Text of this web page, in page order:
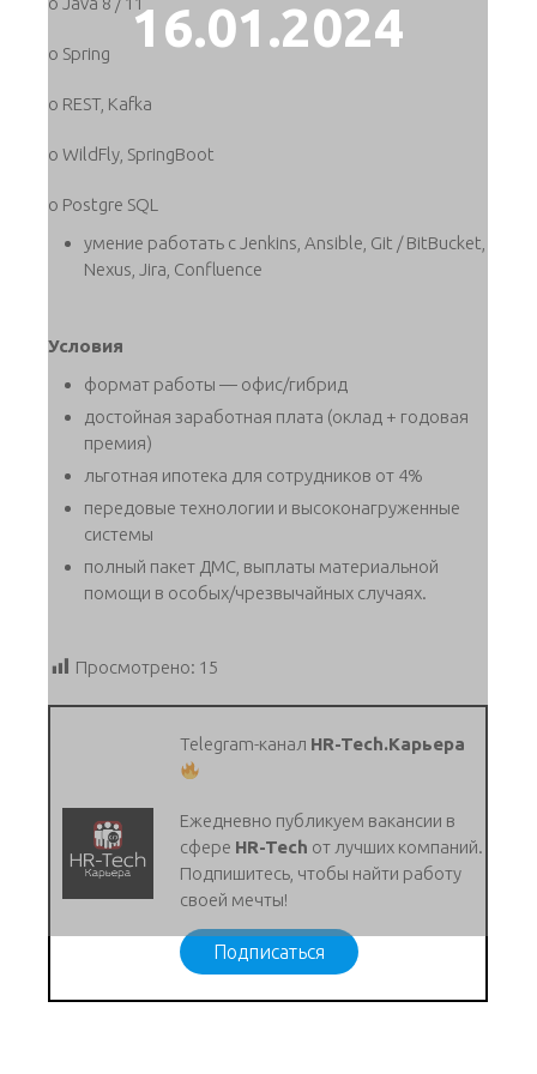
16.01.2024
o Spring
o REST, Kafka
o WildFly, SpringBoot
o Postgre SQL
умение работать с Jenkins, Ansible, Git / BitBucket,
Nexus, Jira, Confluence
Условия
формат работы — офис/гибрид
достойная заработная плата (оклад + годовая
премия)
льготная ипотека для сотрудников от 4%
передовые технологии и высоконагруженные
системы
полный пакет ДМС, выплаты материальной
помощи в особых/чрезвычайных случаях.
Просмотрено: 15
Telegram-канал HR-Tech.Карьера
Ежедневно публикуем вакансии в
сфере HR-Tech от лучших компаний.
Подпишитесь, чтобы найти работу
своей мечты!
Подписаться